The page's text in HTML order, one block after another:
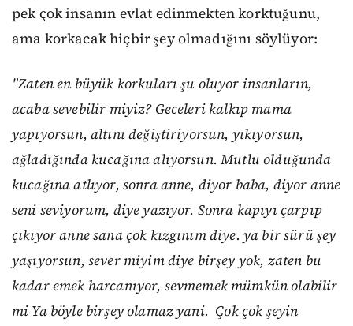
pek çok insanın evlat edinmekten korktuğunu,
ama korkacak hiçbir şey olmadığını söylüyor:
"Zaten en büyük korkuları şu oluyor insanların,
acaba sevebilir miyiz? Geceleri kalkıp mama
yapıyorsun, altını değiştiriyorsun, yıkıyorsun,
ağladığında kucağına alıyorsun. Mutlu olduğunda
kucağına atlıyor, sonra anne, diyor baba, diyor anne
seni seviyorum, diye yazıyor. Sonra kapıyı çarpıp
çıkıyor anne sana çok kızgınım diye. ya bir sürü şey
yaşıyorsun, sever miyim diye birşey yok, zaten bu
kadar emek harcanıyor, sevmemek mümkün olabilir
mi Ya böyle birşey olamaz yani. Çok çok şeyin